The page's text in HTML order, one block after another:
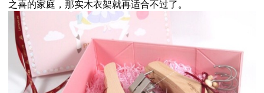
之喜的家庭，那实木衣架就再适合不过了。